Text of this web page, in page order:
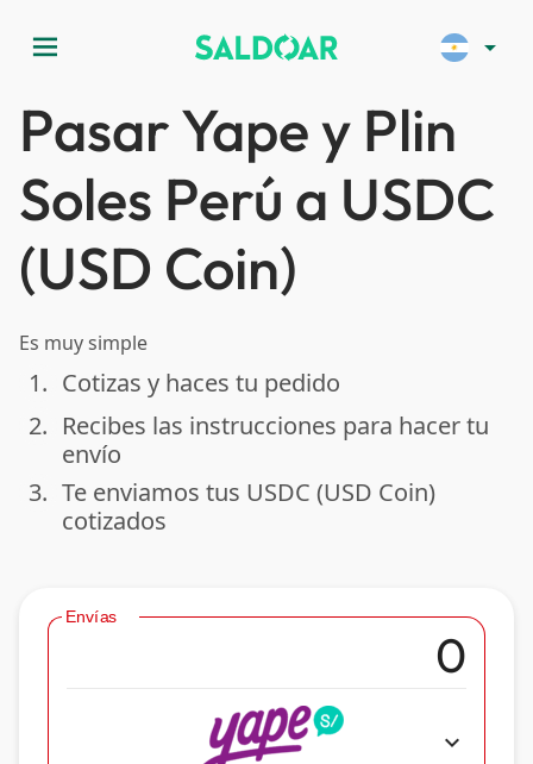
menu arrow_drop_down
Pasar Yape y Plin
Soles Perú a USDC
(USD Coin)
Es muy simple
done
1. Cotizas y haces tu pedido
done
2. Recibes las instrucciones para hacer tu
envío
done
3. Te enviamos tus USDC (USD Coin)
cotizados
Envías
expand_more